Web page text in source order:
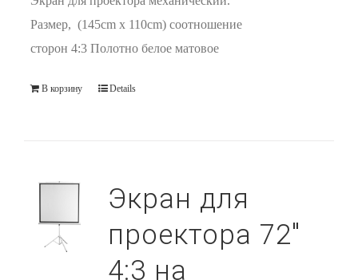
Размер, (145cm x 110cm) соотношение
сторон 4:3 Полотно белое матовое
В корзину Details
Экран для
проектора 72″
4:3 на